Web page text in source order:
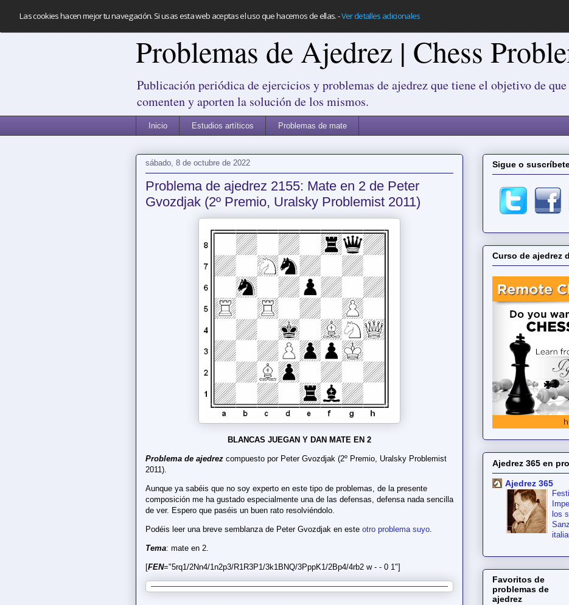
Las cookies hacen mejor tu navegación. Si usas esta web aceptas el uso que hacemos de ellas.-Ver detalles adicionales
Problemas de Ajedrez | Chess
Publicación periódica de ejercicios y problemas de ajedrez que tiene el objetivo de
comenten y aporten la solución de los mismos.
Inicio Estudios artíticos Problemas de mate
sábado, 8 de octubre de 2022
Problema de ajedrez 2155: Mate en 2 de Peter
Gvozdjak (2º Premio, Uralsky Problemist 2011)
BLANCAS JUEGAN Y DAN MATE EN 2
Problema de ajedrez compuesto por Peter Gvozdjak (2º Premio, Uralsky Problemist
2011).
Aunque ya sabéis que no soy experto en este tipo de problemas, de la presente
composición me ha gustado especialmente una de las defensas, defensa nada sencilla
de ver. Espero que paséis un buen rato resolviéndolo.
Podéis leer una breve semblanza de Peter Gvozdjak en este otro problema suyo
Tema: mate en 2.
[FEN="5rq1/2Nn4/1n2p3/R1R3P1/3k1BNQ/3PppK1/2Bp4/4rb2 w - - 0 1"]
Sigue o
Curso de ajedrez
Ajedrez 365 en
Ajedrez 365
los
Favoritos de
problemas de
ajedrez